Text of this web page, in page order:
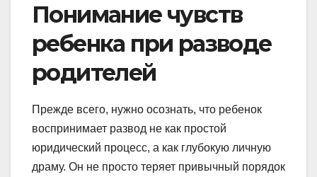
Понимание чувств
ребенка при разводе
родителей
Прежде всего, нужно осознать, что ребенок
воспринимает развод не как простой
юридический процесс, а как глубокую личную
драму. Он не просто теряет привычный порядок